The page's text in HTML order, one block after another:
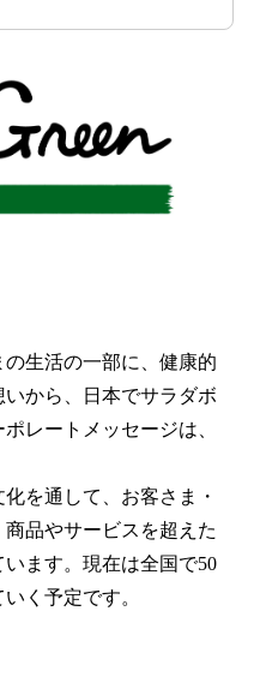
生活の一部に、健康的
から、日本でサラダボ
レートメッセージは、
を通して、お客さま・
品やサービスを超えた
ます。現在は全国で50
く予定です。